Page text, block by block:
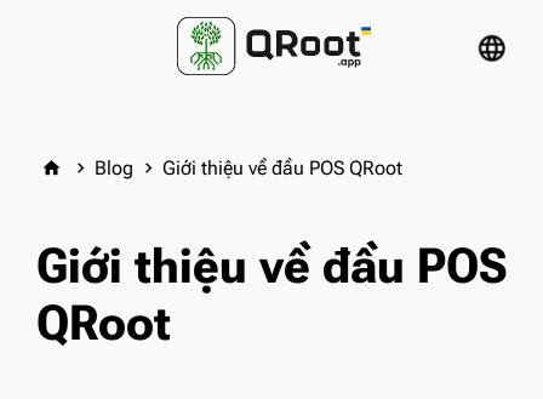
language
home keyboard_arrow_right Blog keyboard_arrow_right Giới thiệu về đầu POS QRoot
Giới thiệu về đầu POS
QRoot